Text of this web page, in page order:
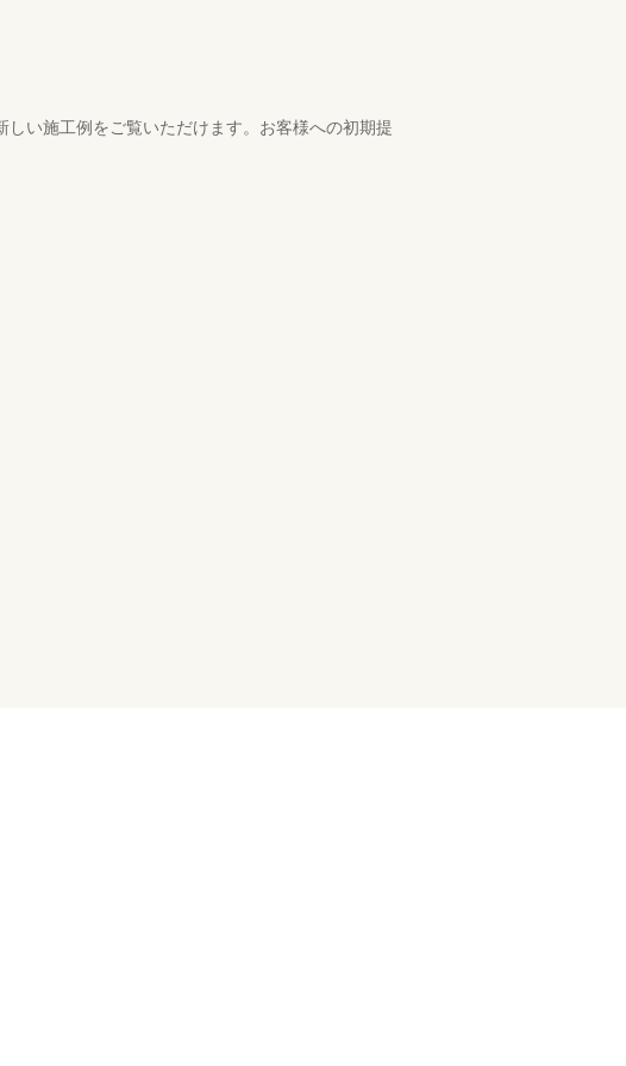
い施工例をご覧いただけます。お客様への初期提